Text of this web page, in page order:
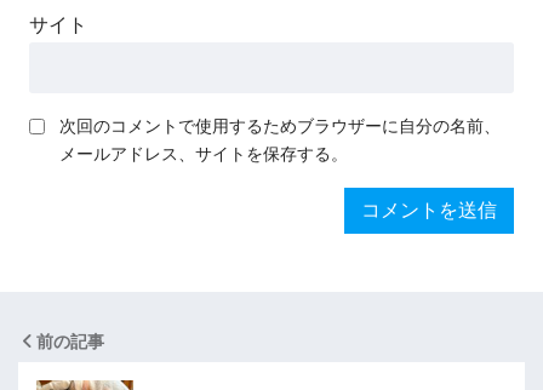
サイト
次回のコメントで使用するためブラウザーに自分の名前、
メールアドレス、サイトを保存する。
前の記事